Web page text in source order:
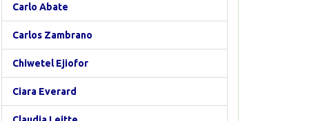
Carlo Abate
Carlos Zambrano
Chiwetel Ejiofor
Ciara Everard